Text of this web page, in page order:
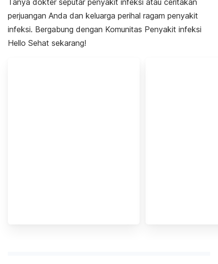
perjuangan Anda dan keluarga perihal ragam penyakit
infeksi. Bergabung dengan Komunitas Penyakit infeksi
Hello Sehat sekarang!